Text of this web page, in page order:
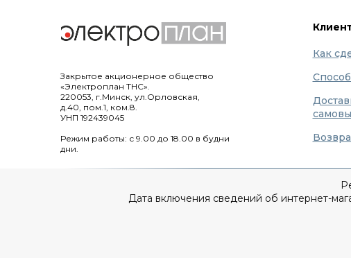
Закрытое акционерное общество
«Электроплан ТНС».
220053, г.Минск, ул.Орловская,
д.40, пом.1, ком.8.
УНП 192439045
Режим работы: с 9.00 до 18.00 в будни
дни.
Как
Дата включения сведений об интернет-